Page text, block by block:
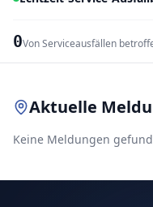
0Von Serviceausfällen
Aktuelle
Keine Meldungen